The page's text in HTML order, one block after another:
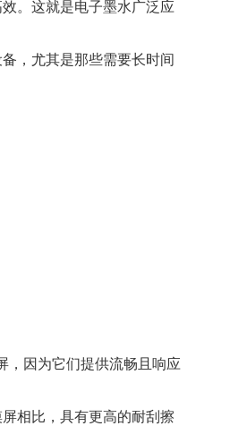
。这就是电子墨水广泛应
，尤其是那些需要长时间
，因为它们提供流畅且响应
相比，具有更高的耐刮擦